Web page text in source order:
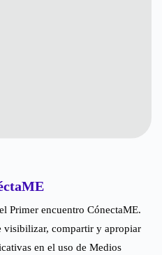
Primer encuentro CónectaME.
visibilizar, compartir y apropiar
en el uso de Medios